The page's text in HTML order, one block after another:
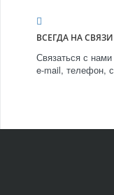
ВСЕГДА НА СВЯЗИ
Связаться с
e-mail, телефон,